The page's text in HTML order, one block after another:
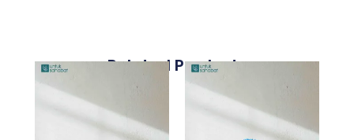
Related Products